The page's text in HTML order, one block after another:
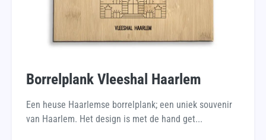
Borrelplank Vleeshal Haarlem
Een heuse Haarlemse borrelplank; een uniek souvenir
van Haarlem. Het design is met de hand get...